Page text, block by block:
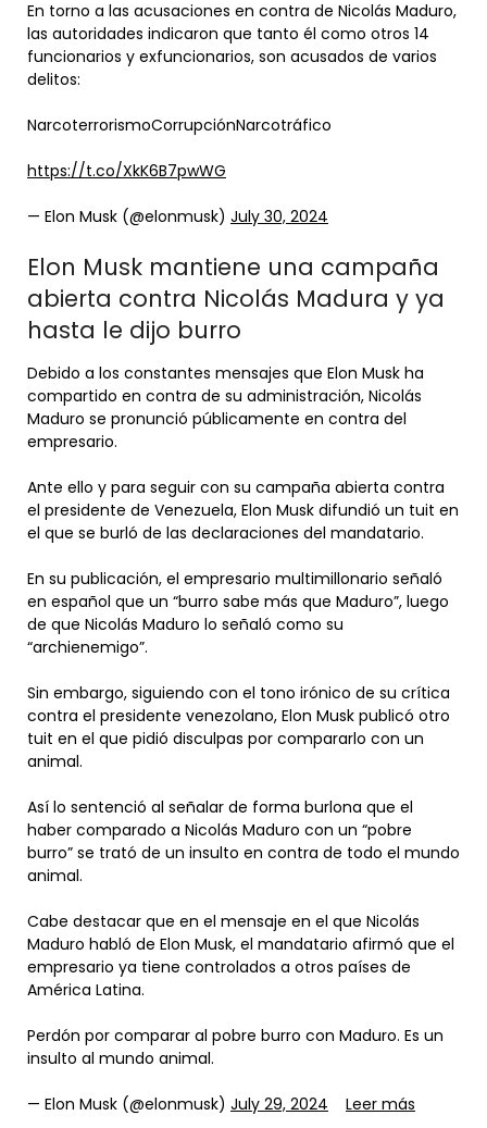
En torno a las acusaciones en contra de Nicolás Maduro,
las autoridades indicaron que tanto él como otros 14
funcionarios y exfuncionarios, son acusados de varios
delitos:
NarcoterrorismoCorrupciónNarcotráfico
https://t.co/XkK6B7pwWG
— Elon Musk (@elonmusk) July 30, 2024
Elon Musk mantiene una campaña
abierta contra Nicolás Madura y ya
hasta le dijo burro
Debido a los constantes mensajes que Elon Musk ha
compartido en contra de su administración, Nicolás
Maduro se pronunció públicamente en contra del
empresario.
Ante ello y para seguir con su campaña abierta contra
el presidente de Venezuela, Elon Musk difundió un tuit en
el que se burló de las declaraciones del mandatario.
En su publicación, el empresario multimillonario señaló
en español que un “burro sabe más que Maduro”, luego
de que Nicolás Maduro lo señaló como su
“archienemigo”.
Sin embargo, siguiendo con el tono irónico de su crítica
contra el presidente venezolano, Elon Musk publicó otro
tuit en el que pidió disculpas por compararlo con un
animal.
Así lo sentenció al señalar de forma burlona que el
haber comparado a Nicolás Maduro con un “pobre
burro” se trató de un insulto en contra de todo el mundo
animal.
Cabe destacar que en el mensaje en el que Nicolás
Maduro habló de Elon Musk, el mandatario afirmó que el
empresario ya tiene controlados a otros países de
América Latina.
Perdón por comparar al pobre burro con Maduro. Es un
insulto al mundo animal.
— Elon Musk (@elonmusk) July 29, 2024 Leer más